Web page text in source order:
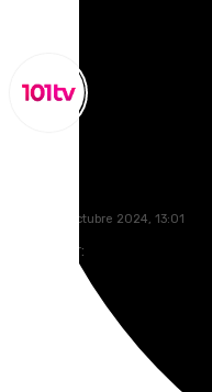
sábado, 5 octubre 2024, 13:01
Compartir: